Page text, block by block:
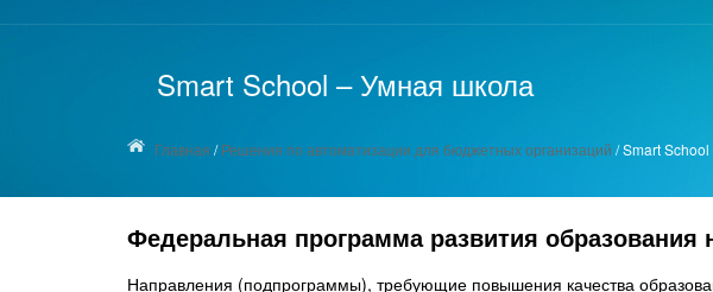
Smart School – Умная школа
Главная /Решения по автоматизации для бюджетных организаций /Smart
Федеральная программа развития образования
Направления (подпрограммы), требующие повышения качества